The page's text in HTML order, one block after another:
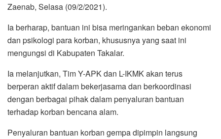
Zaenab, Selasa (09/2/2021).
Ia berharap, bantuan ini bisa meringankan beban ekonomi
dan psikologi para korban, khususnya yang saat ini
mengungsi di Kabupaten Takalar.
Ia melanjutkan, Tim Y-APK dan L-IKMK akan terus
berperan aktif dalam bekerjasama dan berkoordinasi
dengan berbagai pihak dalam penyaluran bantuan
terhadap korban bencana alam.
Penyaluran bantuan korban gempa dipimpin langsung